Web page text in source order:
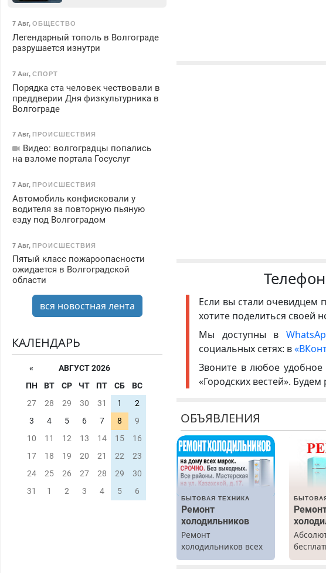
Если вы стали очевидцем
хотите поделиться своей
Мы доступны в
социальных сетях: в
Звоните в любое
«Городских вестей».
ОБЪЯВЛЕНИЯ
БЫТОВАЯ ТЕХНИКА
Ремонт
холодильников
Ремонт
холодильников всех
марок на дому.
Ремонт
7 Авг, ОБЩЕСТВО
Легендарный тополь в Волгограде
разрушается изнутри
7 Авг, СПОРТ
Порядка ста человек чествовали в
преддверии Дня физкультурника в
Волгограде
7 Авг, ПРОИСШЕСТВИЯ
Видео: волгоградцы попались
на взломе портала Госуслуг
7 Авг, ПРОИСШЕСТВИЯ
Автомобиль конфисковали у
водителя за повторную пьяную
езду под Волгоградом
7 Авг, ПРОИСШЕСТВИЯ
Пятый класс пожароопасности
ожидается в Волгоградской
области
вся новостная лента
КАЛЕНДАРЬ
«
АВГУСТ 2026
ПН
ВТ СР ЧТ ПТ СБ
ВС
27
28 29 30 31 1
2
3
4 5 6 7 8
9
10
11 12 13 14 15
16
17
18 19 20 21 22
23
24
25 26 27 28 29
30
31
1 2 3 4 5 6